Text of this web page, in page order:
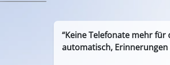
“Keine Telefonate mehr
automatisch, Erinnerungen